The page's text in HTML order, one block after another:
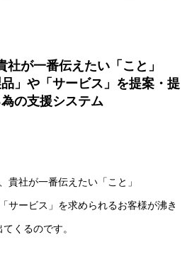
社が一番伝えたい「こと」
」や「サービス」を提案・提
の支援システム
貴社が一番伝えたい「こと」
サービス」を求められるお客様が沸き
てくるのです。